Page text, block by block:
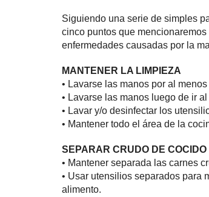
Siguiendo una serie de simples
cinco puntos que
enfermedades causadas por la
MANTENER LA LIMPIEZA
• Lavarse las manos por al
• Lavarse las manos luego de ir al
• Lavar y/o desinfectar los
• Mantener todo el área de la
SEPARAR CRUDO DE COCIDO
• Mantener separada las carnes
• Usar utensilios separados para
alimento.